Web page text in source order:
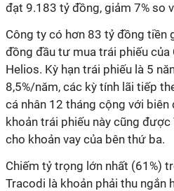
đạt 9.183 tỷ đồng, giảm 7% so
Công ty có hơn 83 tỷ đồng tiền
đồng đầu tư mua trái phiếu của
Helios. Kỳ hạn trái phiếu là 5
8,5%/năm, các kỳ tính lãi tiếp
cá nhân 12 tháng cộng với biên
khoản trái phiếu này cũng
cho khoản vay của bên thứ ba.
Chiếm tỷ trọng lớn nhất (61%)
Tracodi là khoản phải thu ngắn